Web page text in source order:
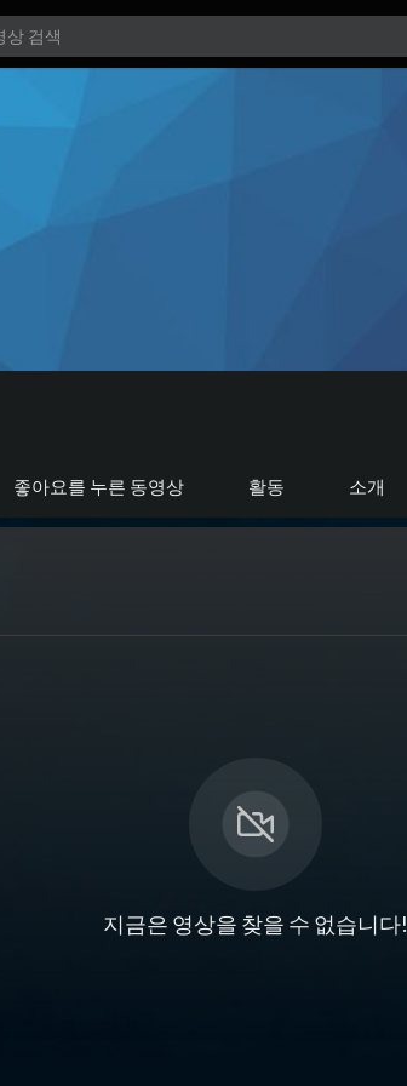
좋아요를 누른 동영상 활동 소개
지금은 영상을 찾을 수 없습니다!